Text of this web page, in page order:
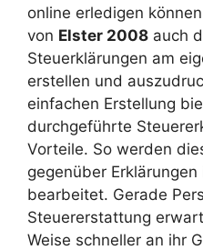
online erledigen
von Elster 2008 auch
Steuerklärungen am
erstellen und
einfachen Erstellung
durchgeführte
Vorteile. So werden
gegenüber
bearbeitet. Gerade
Steuererstattung
Weise schneller an ihr